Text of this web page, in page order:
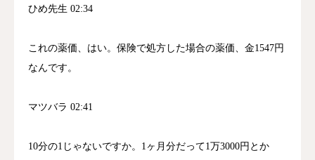
ひめ先生 02:34
これの薬価、はい。保険で処方した場合の薬価、金1547円
なんです。
マツバラ 02:41
10分の1じゃないですか。1ヶ月分だって1万3000円とか